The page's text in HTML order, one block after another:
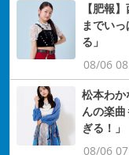
【肥報
までい
る」
08/06
松本わか
んの楽
ぎる！」
08/06